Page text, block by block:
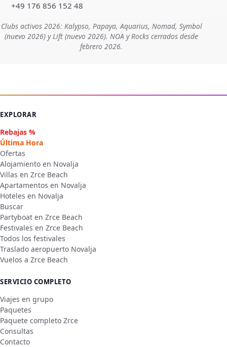
+49 176 856 152 48
Clubs activos 2026: Kalypso, Papaya, Aquarius, Nomad, Symbol
(nuevo 2026) y Lift (nuevo 2026). NOA y Rocks cerrados desde
febrero 2026.
EXPLORAR
Rebajas %
Última Hora
Ofertas
Alojamiento en Novalja
Villas en Zrce Beach
Apartamentos en Novalja
Hoteles en Novalja
Buscar
Partyboat en Zrce Beach
Festivales en Zrce Beach
Todos los festivales
Traslado aeropuerto Novalja
Vuelos a Zrce Beach
SERVICIO COMPLETO
Viajes en grupo
Paquetes
Paquete completo Zrce
Consultas
Contacto